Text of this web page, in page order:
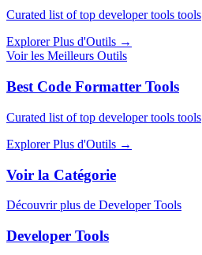
Curated list of top developer tools tools
Explorer Plus d'Outils →
Voir les Meilleurs Outils
Best Code Formatter Tools
Curated list of top developer tools tools
Explorer Plus d'Outils →
Voir la Catégorie
Découvrir plus de Developer Tools
Developer Tools